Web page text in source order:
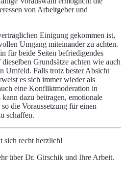
von Arbeitgeber und
Einigung gekommen ist,
Umgang miteinander zu achten.
für beide Seiten befriedigendes
Grundsätze achten wie auch
Umfeld. Falls trotz bester Absicht
es sich immer wieder als
eine Konfliktmoderation in
dazu beitragen, emotionale
die Voraussetzung für einen
schaffen.
recht herzlich!
über Dr. Girschik und Ihre Arbeit.